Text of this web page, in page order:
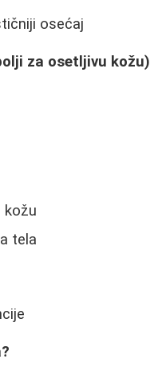
osećaj
za osetljivu kožu)
kožu
tela